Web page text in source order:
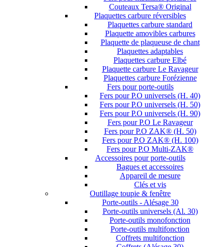
Couteaux Tersa® Original
Plaquettes carbure réversibles
Plaquettes carbure standard
Plaquette amovibles carbures
Plaquette de plaqueuse de chant
Plaquettes adaptables
Plaquettes carbure Elbé
Plaquette carbure Le Ravageur
Plaquettes carbure Forézienne
Fers pour porte-outils
Fers pour P.O universels (H. 40)
Fers pour P.O universels (H. 50)
Fers pour P.O universels (H. 90)
Fers pour P.O Le Ravageur
Fers pour P.O ZAK® (H. 50)
Fers pour P.O ZAK® (H. 100)
Fers pour P.O Multi-ZAK®
Accessoires pour porte-outils
Bagues et accessoires
Appareil de mesure
Clés et vis
Outillage toupie & fenêtre
Porte-outils - Alésage 30
Porte-outils universels (Al. 30)
Porte-outils monofonction
Porte-outils multifonction
Coffrets multifonction